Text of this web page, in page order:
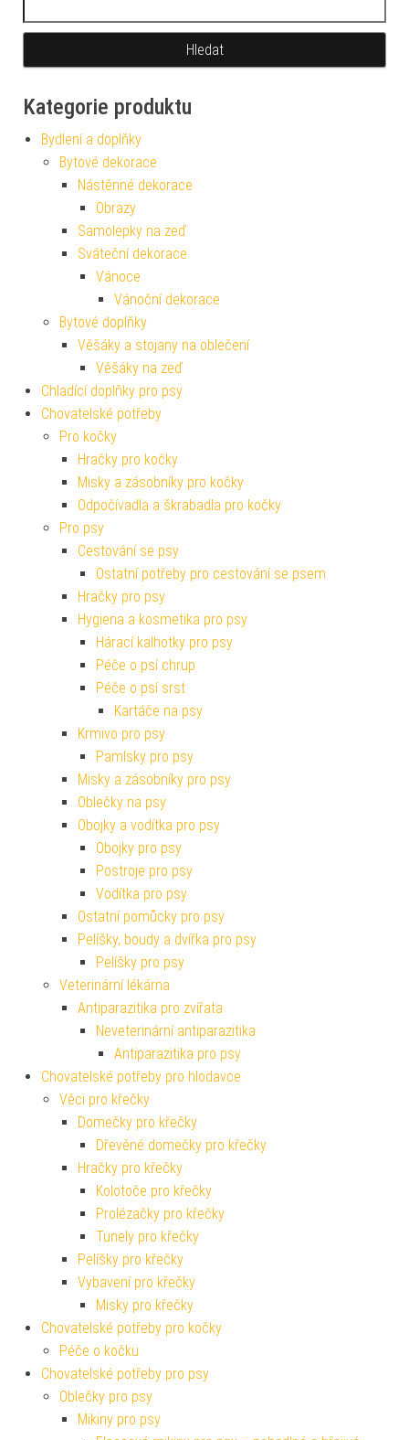
Kategorie produktu
Bydlení a doplňky
Bytové dekorace
Nástěnné dekorace
Obrazy
Samolepky na zeď
Sváteční dekorace
Vánoce
Vánoční dekorace
Bytové doplňky
Věšáky a stojany na oblečení
Věšáky na zeď
Chladící doplňky pro psy
Chovatelské potřeby
Pro kočky
Hračky pro kočky
Misky a zásobníky pro kočky
Odpočívadla a škrabadla pro kočky
Pro psy
Cestování se psy
Ostatní potřeby pro cestování se psem
Hračky pro psy
Hygiena a kosmetika pro psy
Hárací kalhotky pro psy
Péče o psí chrup
Péče o psí srst
Kartáče na psy
Krmivo pro psy
Pamlsky pro psy
Misky a zásobníky pro psy
Oblečky na psy
Obojky a vodítka pro psy
Obojky pro psy
Postroje pro psy
Vodítka pro psy
Ostatní pomůcky pro psy
Pelíšky, boudy a dvířka pro psy
Pelíšky pro psy
Veterinární lékárna
Antiparazitika pro zvířata
Neveterinární antiparazitika
Antiparazitika pro psy
Chovatelské potřeby pro hlodavce
Věci pro křečky
Domečky pro křečky
Dřevěné domečky pro křečky
Hračky pro křečky
Kolotoče pro křečky
Prolézačky pro křečky
Tunely pro křečky
Pelíšky pro křečky
Vybavení pro křečky
Misky pro křečky
Chovatelské potřeby pro kočky
Péče o kočku
Chovatelské potřeby pro psy
Oblečky pro psy
Mikiny pro psy